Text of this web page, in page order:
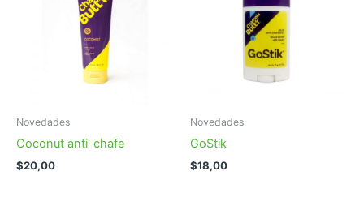
Novedades
Coconut anti-chafe
$20,00
Novedades
GoStik
$18,00